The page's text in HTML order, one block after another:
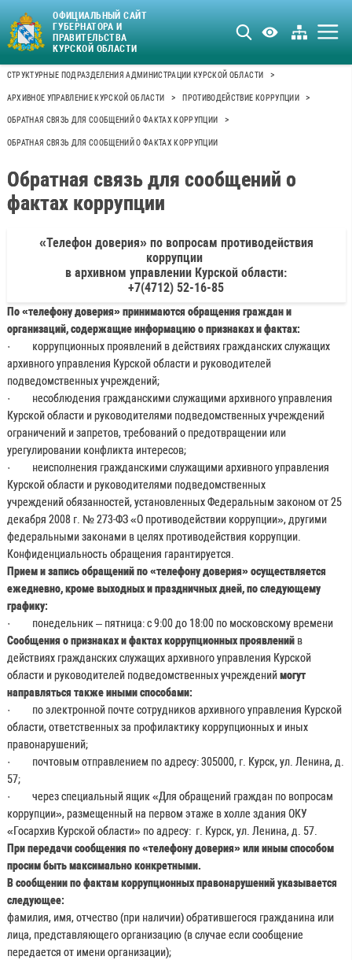
ОФИЦИАЛЬНЫЙ САЙТ
ГУБЕРНАТОРА И
ПРАВИТЕЛЬСТВА
КУРСКОЙ ОБЛАСТИ
СТРУКТУРНЫЕ ПОДРАЗДЕЛЕНИЯ АДМИНИСТРАЦИИ КУРСКОЙ ОБЛАСТИ >
АРХИВНОЕ УПРАВЛЕНИЕ КУРСКОЙ ОБЛАСТИ > ПРОТИВОДЕЙСТВИЕ КОРРУПЦИИ >
ОБРАТНАЯ СВЯЗЬ ДЛЯ СООБЩЕНИЙ О ФАКТАХ КОРРУПЦИИ >
ОБРАТНАЯ СВЯЗЬ ДЛЯ СООБЩЕНИЙ О ФАКТАХ КОРРУПЦИИ
Обратная связь для сообщений о
фактах коррупции
«Телефон доверия» по вопросам противодействия
коррупции
в архивном управлении Курской области:
+7(4712) 52-16-85
По «телефону доверия» принимаются обращения граждан и
организаций, содержащие информацию о признаках и фактах:
· коррупционных проявлений в действиях гражданских служащих
архивного управления Курской области и руководителей
подведомственных учреждений;
· несоблюдения гражданскими служащими архивного управления
Курской области и руководителями подведомственных учреждений
ограничений и запретов, требований о предотвращении или
урегулировании конфликта интересов;
· неисполнения гражданскими служащими архивного управления
Курской области и руководителями подведомственных
учреждений обязанностей, установленных Федеральным законом от 25
декабря 2008 г. № 273-ФЗ «О противодействии коррупции», другими
федеральными законами в целях противодействия коррупции.
Конфиденциальность обращения гарантируется.
Прием и запись обращений по «телефону доверия» осуществляется
ежедневно, кроме выходных и праздничных дней, по следующему
графику:
· понедельник – пятница: с 9:00 до 18:00 по московскому времени
Сообщения о признаках и фактахкоррупционных проявлений в
действиях гражданских служащих архивного управления Курской
области и руководителей подведомственных учреждениймогут
направляться также иными способами:
· по электронной почте сотрудников архивного управления Курской
области, ответственных за профилактику коррупционных и иных
правонарушений;
· почтовым отправлением по адресу: 305000, г. Курск, ул. Ленина, д.
57;
· через специальный ящик «Для обращений граждан по вопросам
коррупции», размещенный на первом этаже в холле здания ОКУ
«Госархив Курской области» по адресу: г. Курск, ул. Ленина, д. 57.
При передачи сообщения по «телефону доверия» или иным способом
просим быть максимально конкретными.
В сообщении по фактам коррупционных правонарушений указывается
следующее:
фамилия, имя, отчество (при наличии) обратившегося гражданина или
лица, представляющего организацию (в случае если сообщение
передается от имени организации);